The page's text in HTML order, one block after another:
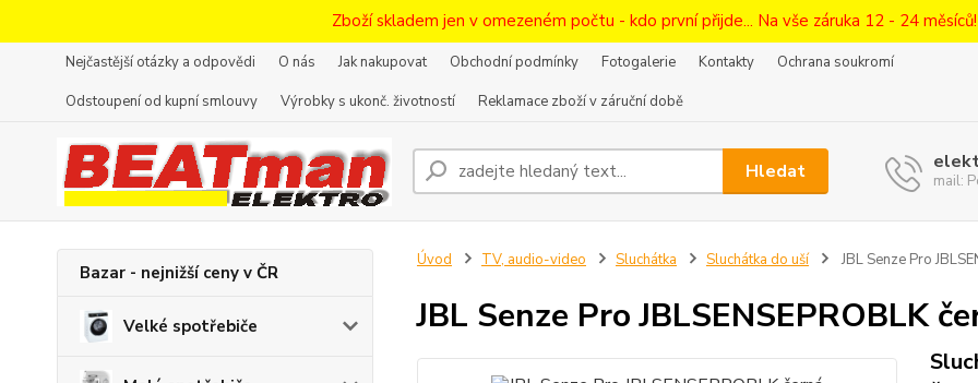
Zboží skladem jen v omezeném počtu - kdo první přijde... Na vše záruka 12 - 24
Nejčastější otázky a odpovědi O nás Jak nakupovat Obchodní podmínky Fotogalerie Kontakty
Ochrana soukromí
Odstoupení od kupní smlouvy
Výrobky s ukonč. životností Reklamace zboží v záruční době
Hledat mail:
Bazar - nejnižší ceny v ČR
Velké spotřebiče
Úvod TV, audio-video Sluchátka Sluchátka do uší JBL Senze Pro
JBL Senze Pro JBLSENSEPROBLK